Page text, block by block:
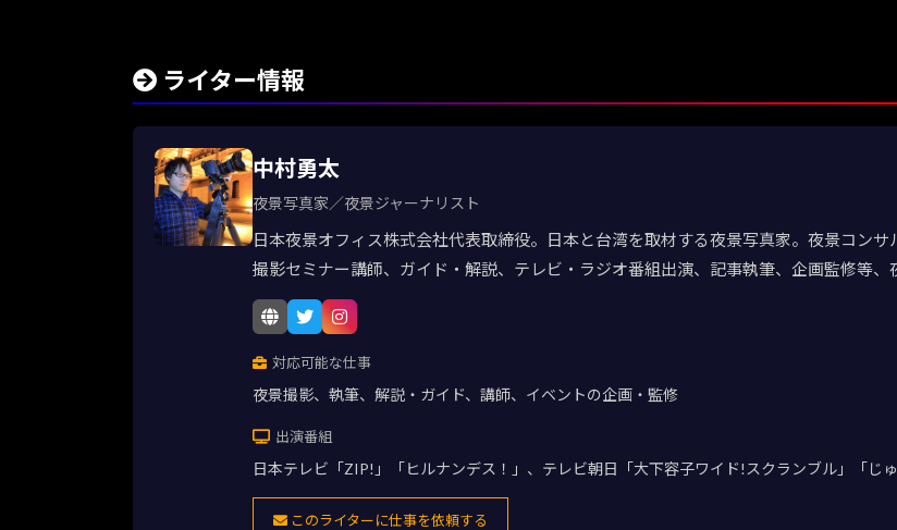
ライター情報
中村勇太
夜景写真家／夜景ジャーナリスト
日本夜景オフィス株式会社代表取締役。日本と台湾を取材する夜景写真家。夜景コン
撮影セミナー講師、ガイド・解説、テレビ・ラジオ番組出演、記事執筆、企画監修等、
対応可能な仕事
夜景撮影、執筆、解説・ガイド、講師、イベントの企画・監修
出演番組
日本テレビ「ZIP!」「ヒルナンデス！」、テレビ朝日「大下容子ワイド!スクランブル」「じ
このライターに仕事を依頼する